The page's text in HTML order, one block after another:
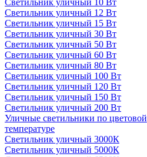
Светильник уличный 10 Вт
Светильник уличный 12 Вт
Светильник уличный 15 Вт
Светильник уличный 30 Вт
Светильник уличный 50 Вт
Светильник уличный 60 Вт
Светильник уличный 80 Вт
Светильник уличный 100 Вт
Светильник уличный 120 Вт
Светильник уличный 150 Вт
Светильник уличный 200 Вт
Уличные светильники по цветовой
температуре
Cветильник уличный 3000К
Cветильник уличный 5000К